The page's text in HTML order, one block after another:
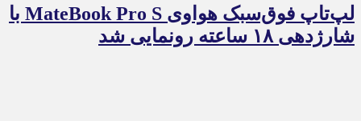
لپ‌تاپ فوق‌سبک هواوی MateBook Pro S با
شارژدهی ۱۸ ساعته رونمایی شد